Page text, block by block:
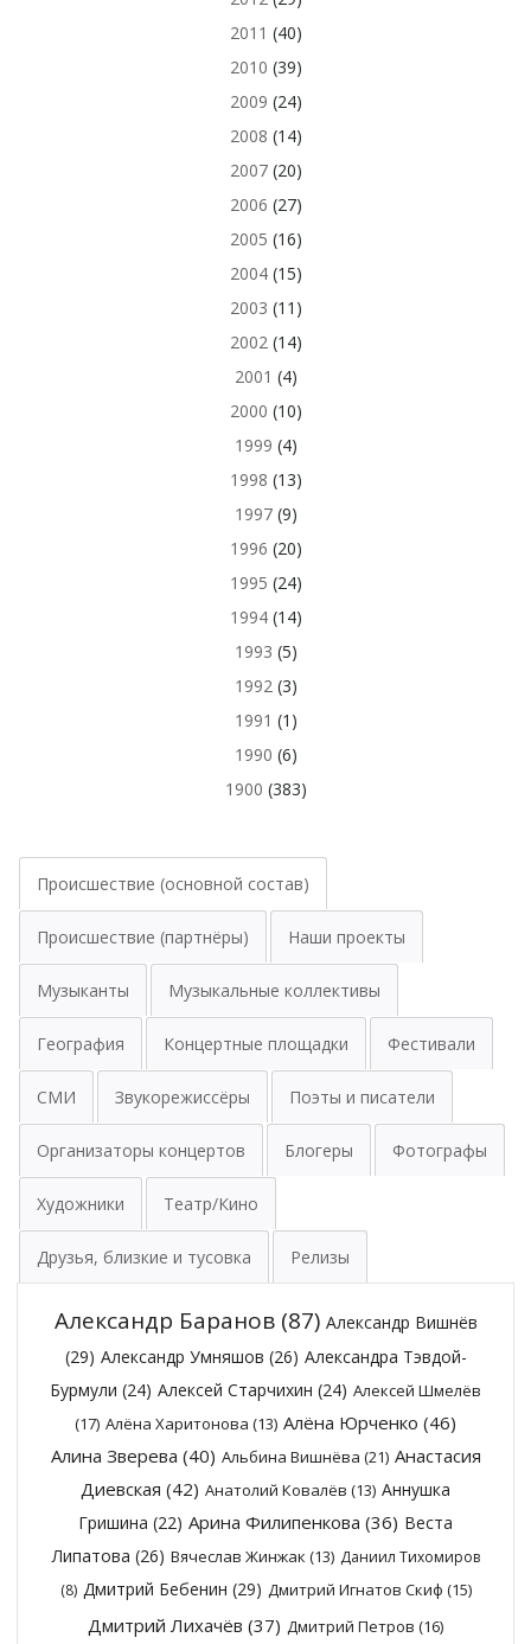
2011 (40)
2010 (39)
2009 (24)
2008 (14)
2007(20)
2006 (27)
2005 (16)
2004(15)
2003 (11)
2002(14)
2001 (4)
2000 (10)
1999 (4)
1998 (13)
1997(9)
1996 (20)
1995 (24)
1994(14)
1993 (5)
1992(3)
1991 (1)
1990 (6)
1900 (383)
Происшествие (основной состав)
Происшествие (партнёры) Наши проекты
Музыканты Музыкальные коллективы
География Концертные площадки Фестивали
СМИ Звукорежиссёры Поэты и писатели
Организаторы концертов Блогеры Фотографы
Художники Театр/Кино
Друзья, близкие и тусовка Релизы
Александр Баранов(87) Александр Вишнёв
(29) Александр Умняшов (26) Александра Тэвдой-
Бурмули (24) Алексей Старчихин (24) Алексей Шмелёв
(17) Алёна Харитонова (13) Алёна Юрченко (46)
Алина Зверева (40) Альбина Вишнёва (21) Анастасия
Диевская (42) Анатолий Ковалёв (13) Аннушка
Гришина (22) Арина Филипенкова (36) Веста
Липатова (26) Вячеслав Жинжак (13) Даниил Тихомиров
(8) Дмитрий Бебенин (29) Дмитрий Игнатов Скиф (15)
Дмитрий Лихачёв (37) Дмитрий Петров (16)